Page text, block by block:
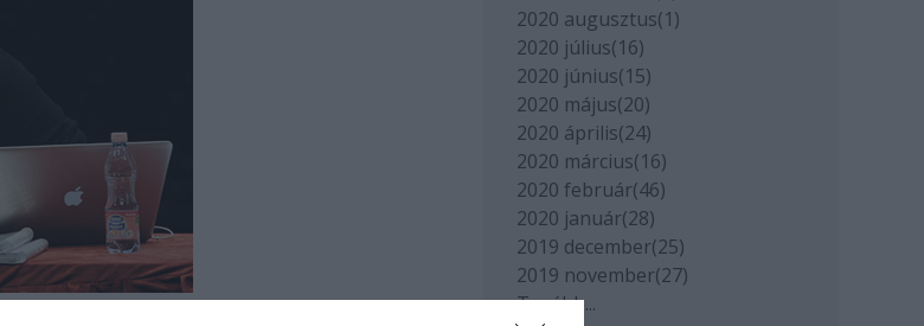
2020 augusztus(1)
2020 július(16)
2020 június(15)
2020 május(20)
2020 április(24)
2020 március(16)
2020 február(46)
2020 január(28)
2019 december(25)
2019 november(27)
Tovább...